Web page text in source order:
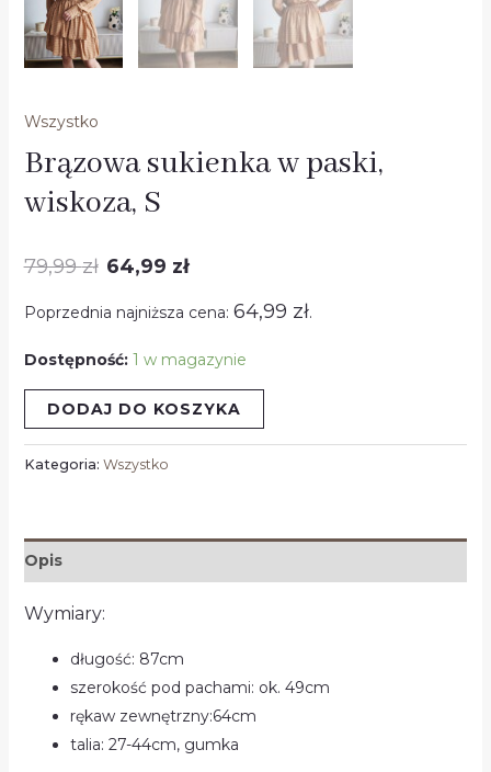
Wszystko
Brązowa sukienka w paski,
wiskoza, S
79,99zł 64,99 zł
Poprzednia najniższa cena: 64,99 zł.
Dostępność: 1 w magazynie
DODAJ DO KOSZYKA
Kategoria: Wszystko
Opis
Wymiary:
długość: 87cm
szerokość pod pachami: ok. 49cm
rękaw zewnętrzny:64cm
talia: 27-44cm, gumka